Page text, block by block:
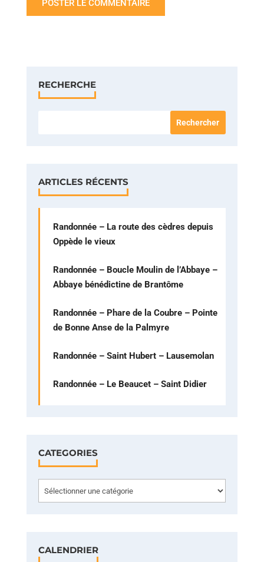
RECHERCHE
ARTICLES RÉCENTS
Randonnée – La route des cèdres depuis
Oppède le vieux
Randonnée – Boucle Moulin de l’Abbaye –
Abbaye bénédictine de Brantôme
Randonnée – Phare de la Coubre – Pointe
de Bonne Anse de la Palmyre
Randonnée – Saint Hubert – Lausemolan
Randonnée – Le Beaucet – Saint Didier
CATEGORIES
CALENDRIER